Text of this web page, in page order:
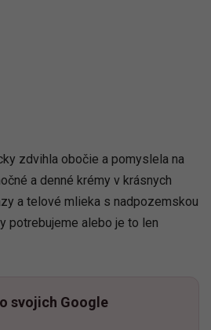
zdvihla obočie a pomyslela na
a denné krémy v krásnych
a telové mlieka s nadpozemskou
potrebujeme alebo je to len
svojich Google